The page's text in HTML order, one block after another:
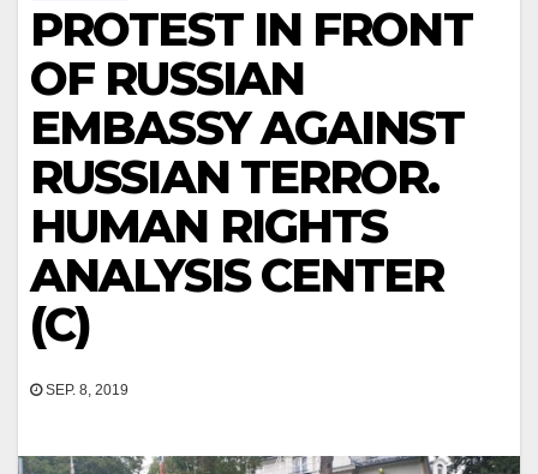
PROTEST IN FRONT
OF RUSSIAN
EMBASSY AGAINST
RUSSIAN TERROR.
HUMAN RIGHTS
ANALYSIS CENTER
(C)
SEP. 8, 2019